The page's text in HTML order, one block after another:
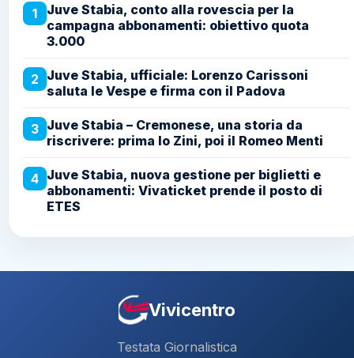
1
Juve Stabia, conto alla rovescia per la
campagna abbonamenti: obiettivo quota
3.000
2 Juve Stabia, ufficiale: Lorenzo Carissoni
saluta le Vespe e firma con il Padova
3 Juve Stabia – Cremonese, una storia da
riscrivere: prima lo Zini, poi il Romeo Menti
4 Juve Stabia, nuova gestione per biglietti e
abbonamenti: Vivaticket prende il posto di
ETES
Vivicentro
Testata Giornalistica